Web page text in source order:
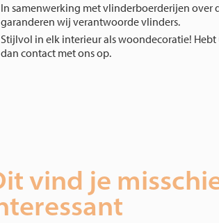
In samenwerking met vlinderboerderijen over
garanderen wij verantwoorde vlinders.
Stijlvol in elk interieur als woondecoratie! Hebt
dan contact met ons op.
vind je